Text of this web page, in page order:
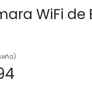
WiFi de